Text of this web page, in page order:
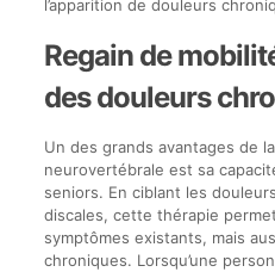
l’apparition de douleurs
Regain de
des douleurs
Un des grands avantages de
neurovertébrale est sa
seniors. En ciblant les
discales, cette thérapie
symptômes existants, mais
chroniques. Lorsqu’une